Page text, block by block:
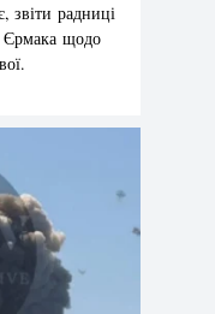
звіти радниці
Єрмака щодо